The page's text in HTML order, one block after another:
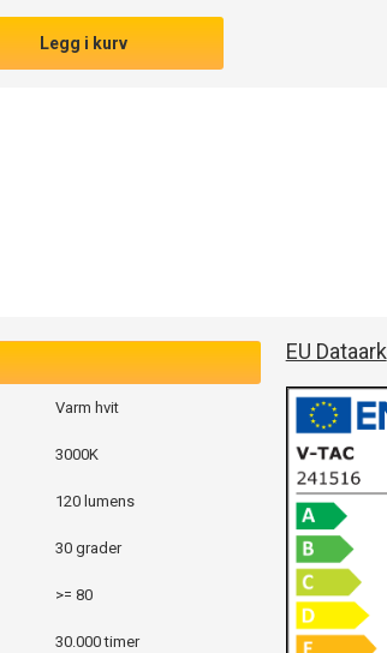
Legg i kurv
Varm hvit
3000K
120 lumens
30 grader
>= 80
30.000 timer
EU Dataark